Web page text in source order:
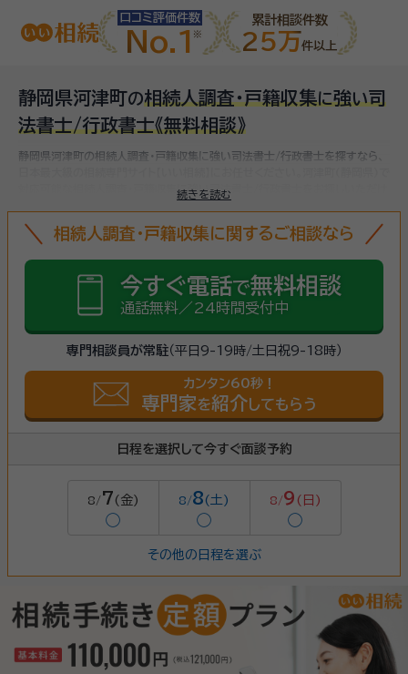
口コミ評価件数
No.1
累計相談件数
25万件以上
静岡県河津町の相続人調査・戸籍収集に強い司
法書士/行政書士《無料相談》
続きを読む
静岡県河津町の相続人調査・戸籍収集に強い司法書士/行政書士を探すなら、
対応可能な相続人調査・戸籍収集に強い司法書士/行政書士をお探しいただけ
相続人調査・戸籍収集に関するご相談なら
今すぐ電話で無料相談
通話無料／24時間受付中
専門相談員が常駐（平日9-19時/土日祝9-18時）
カンタン60秒！
専門家を紹介 してもらう
日程を選択して今すぐ面談予約
8/7 (金)
◯
8/8(土)
◯
8/9 (日)
◯
その他の日程を選ぶ